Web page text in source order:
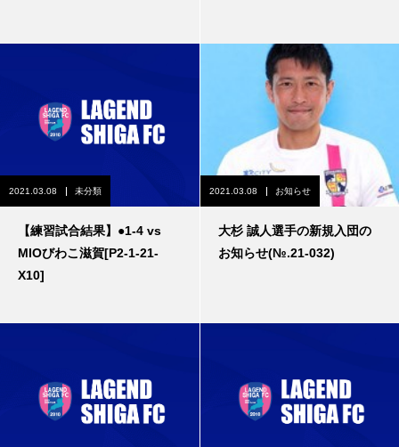
2021.03.08 未分類
【練習試合結果】●1-4 vs
MIOびわこ滋賀[P2-1-21-
X10]
2021.03.08 お知らせ
大杉 誠人選手の新規入団の
お知らせ(№.21-032)